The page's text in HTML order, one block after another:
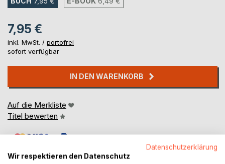
7,95 €
inkl. MwSt. / portofrei
sofort verfügbar
IN DEN WARENKORB
Auf die Merkliste
Titel bewerten
Datenschutzerklärung
Wir respektieren den Datenschutz